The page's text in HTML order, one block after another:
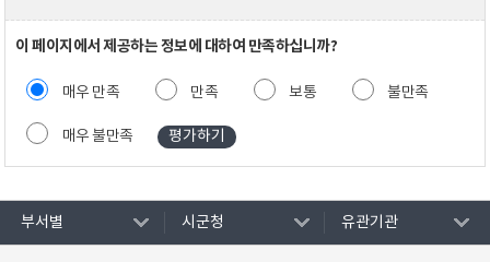
이 페이지에서 제공하는 정보에 대하여 만족하십니까?
매우 만족 만족 보통 불만족
매우 불만족
부서별 시군청 유관기관